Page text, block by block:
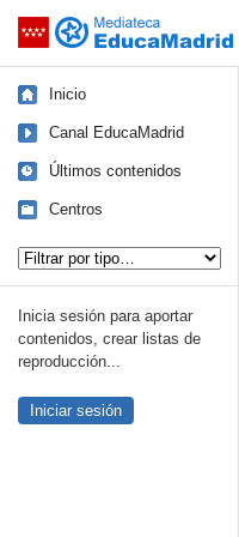
Saltar navegación
Inicio
Canal EducaMadrid
Últimos contenidos
Centros
Inicia sesión para aportar
contenidos, crear listas de
reproducción...
Iniciar sesión